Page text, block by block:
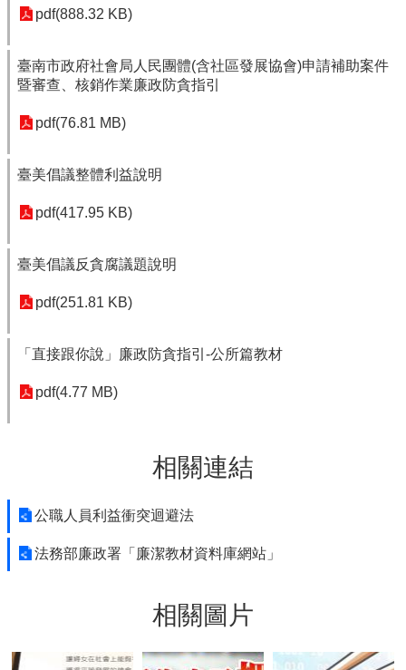
pdf(888.32 KB)
臺南市政府社會局人民團體(含社區發展協會)申請補助案件
暨審查、核銷作業廉政防貪指引
pdf(76.81 MB)
臺美倡議整體利益說明
pdf(417.95 KB)
臺美倡議反貪腐議題說明
pdf(251.81 KB)
「直接跟你說」廉政防貪指引-公所篇教材
pdf(4.77 MB)
相關連結
公職人員利益衝突迴避法
法務部廉政署「廉潔教材資料庫網站」
相關圖片